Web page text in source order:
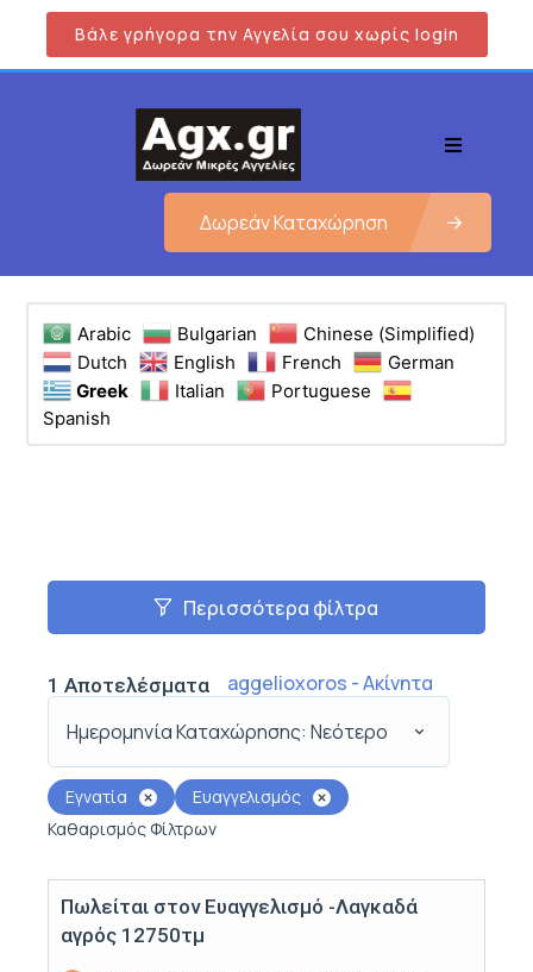
Βάλε γρήγορα την Αγγελία σου χωρίς login
Δωρεάν Καταχώρηση
Arabic Bulgarian
Chinese (Simplified)
Dutch
English French
German
Greek
Italian
Portuguese
Spanish
Περισσότερα φίλτρα
1 Αποτελέσματα
aggelioxoros - Ακίνητα
Ημερομηνία Καταχώρησης: Νεότερο
Εγνατία
Ευαγγελισμός
Καθαρισμός Φίλτρων
Πώληση
Πωλείται στον Ευαγγελισμό -Λαγκαδά
αγρός 12750τμ